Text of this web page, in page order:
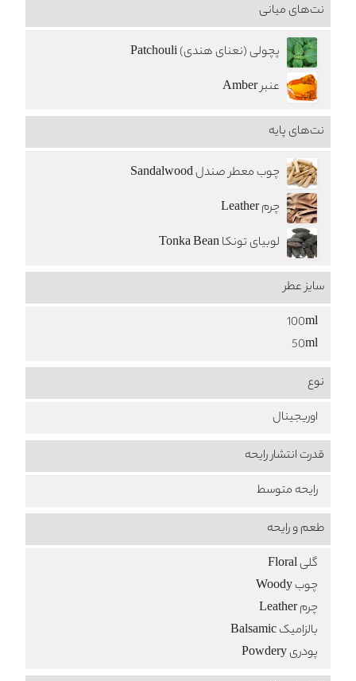
نت‌های میانی
پچولی (نعنای هندی) Patchouli
عنبر Amber
نت‌های پایه
چوب معطر صندل Sandalwood
چرم Leather
لوبیای تونکا Tonka Bean
سایز عطر
100ml
50ml
نوع
اوریجینال
قدرت انتشار رایحه
رایحه متوسط
طعم‌ و رایحه
گلی Floral
چوب Woody
چرم Leather
بالزامیک Balsamic
پودری Powdery